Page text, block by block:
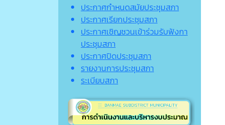
ประกาศกำหนดสมัยประชุมสภา
ประกาศเรียกประชุมสภา
ประกาศเชิญชวนเข้าร่วมรับฟังกา
ประชุมสภา
ประกาศปิดประชุมสภา
รายงานการประชุมสภา
ระเบียบสภา